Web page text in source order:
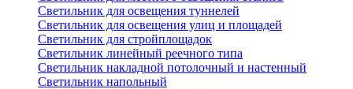
Светильник для освещения туннелей
Светильник для освещения улиц и площадей
Светильник для стройплощадок
Светильник линейный реечного типа
Светильник накладной потолочный и настенный
Светильник напольный